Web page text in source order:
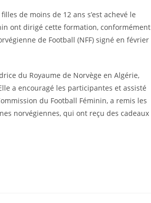
de moins de 12 ans s’est achevé le
ont dirigé cette formation, conformément
de Football (NFF) signé en février
du Royaume de Norvège en Algérie,
a encouragé les participantes et assisté
du Football Féminin, a remis les
norvégiennes, qui ont reçu des cadeaux